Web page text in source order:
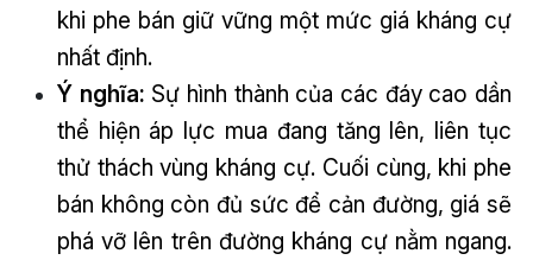
khi phe bán giữ vững một mức giá kháng cự
nhất định.
Ý nghĩa: Sự hình thành của các đáy cao dần
thể hiện áp lực mua đang tăng lên, liên tục
thử thách vùng kháng cự. Cuối cùng, khi phe
bán không còn đủ sức để cản đường, giá sẽ
phá vỡ lên trên đường kháng cự nằm ngang.